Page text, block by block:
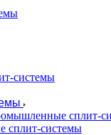
системы
сплит-
сплит-системы